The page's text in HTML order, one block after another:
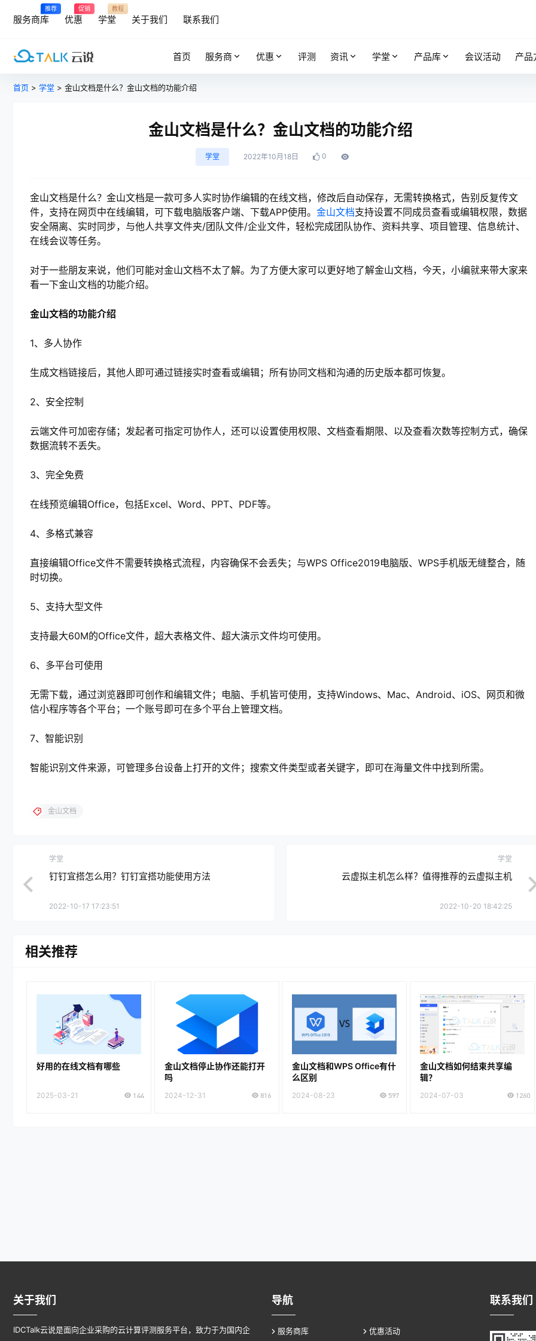
推荐
服务商库
促销
优惠
教程
学堂 关于我们 联系我们
首页 服务商 优惠 评测 资讯 学堂 产品库 会议活动 产品
首页 > 学堂 > 金山文档是什么？金山文档的功能介绍
金山文档是什么？金山文档的功能介绍
学堂 2022年10月18日 0
金山文档是什么？金山文档是一款可多人实时协作编辑的在线文档，修改后自动保存，无需转换格式，告别反复传文
件，支持在网页中在线编辑，可下载电脑版客户端、下载APP使用。 金山文档支持设置不同成员查看或编辑权限，数据
安全隔离、实时同步，与他人共享文件夹/团队文件/企业文件，轻松完成团队协作、资料共享、项目管理、信息统计、
在线会议等任务。
对于一些朋友来说，他们可能对金山文档不太了解。为了方便大家可以更好地了解金山文档，今天，小编就来带大家来
看一下金山文档的功能介绍。
金山文档的功能介绍
1、多人协作
生成文档链接后，其他人即可通过链接实时查看或编辑；所有协同文档和沟通的历史版本都可恢复。
2、安全控制
云端文件可加密存储；发起者可指定可协作人，还可以设置使用权限、文档查看期限、以及查看次数等控制方式，确保
数据流转不丢失。
3、完全免费
在线预览编辑Office，包括Excel、Word、PPT、PDF等。
4、多格式兼容
直接编辑Office文件不需要转换格式流程，内容确保不会丢失；与WPS Office2019电脑版、WPS手机版无缝整合，随
时切换。
5、支持大型文件
支持最大60M的Office文件，超大表格文件、超大演示文件均可使用。
6、多平台可使用
无需下载，通过浏览器即可创作和编辑文件；电脑、手机皆可使用，支持Windows、Mac、Android、iOS、网页和微
信小程序等各个平台；一个账号即可在多个平台上管理文档。
7、智能识别
智能识别文件来源，可管理多台设备上打开的文件；搜索文件类型或者关键字，即可在海量文件中找到所需。
金山文档
学堂
钉钉宜搭怎么用？钉钉宜搭功能使用方法
2022-10-17 17:23:51
学堂
云虚拟主机怎么样？值得推荐的云虚拟主机
2022-10-20 18:42:25
相关推荐
好用的在线文档有哪些
2025-03-21 144
金山文档停止协作还能打开
吗
2024-12-31 816
金山文档和WPS Office有什
么区别
2024-08-23 597
金山文档如何结束共享编
辑？
2024-07-03 1260
关于我们
IDCTalk云说是面向企业采购的云计算评测服务平台，致力于为国内企
导航
服务商库 优惠活动
联系我们